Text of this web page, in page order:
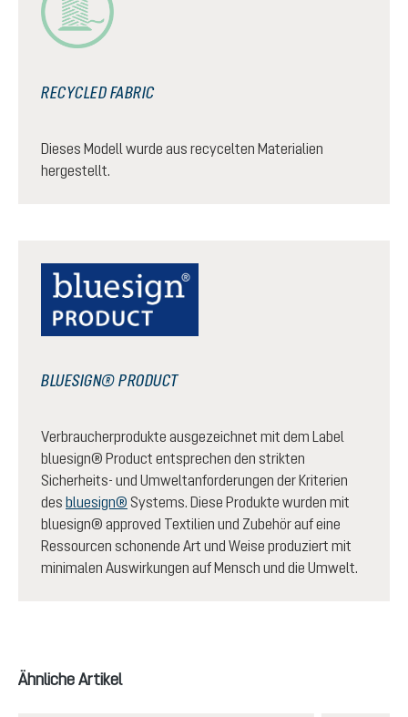
RECYCLED FABRIC
Dieses Modell wurde aus recycelten Materialien
hergestellt.
BLUESIGN® PRODUCT
Verbraucherprodukte ausgezeichnet mit dem Label
bluesign® Product entsprechen den strikten
Sicherheits- und Umweltanforderungen der Kriterien
des bluesign® Systems. Diese Produkte wurden mit
bluesign® approved Textilien und Zubehör auf eine
Ressourcen schonende Art und Weise produziert mit
minimalen Auswirkungen auf Mensch und die Umwelt.
Produktgalerie überspringen
Ähnliche Artikel